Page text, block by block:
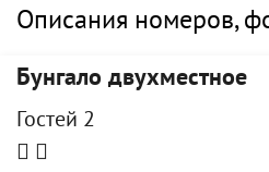
Описания номеров,
Бунгало двухместное
Гостей 2